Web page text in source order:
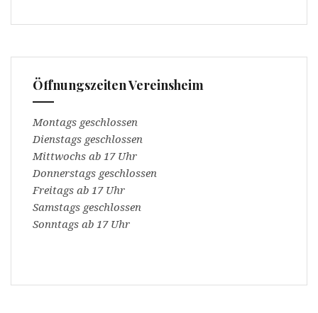
Öffnungszeiten Vereinsheim
Montags geschlossen
Dienstags geschlossen
Mittwochs ab 17 Uhr
Donnerstags geschlossen
Freitags ab 17 Uhr
Samstags geschlossen
Sonntags ab 17 Uhr